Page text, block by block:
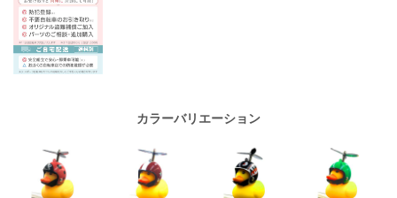
カラーバリエーション